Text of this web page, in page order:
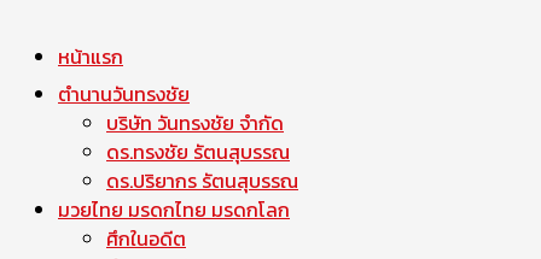
หน้าแรก
ตำนานวันทรงชัย
บริษัท วันทรงชัย จำกัด
ดร.ทรงชัย รัตนสุบรรณ
ดร.ปริยากร รัตนสุบรรณ
มวยไทย มรดกไทย มรดกโลก
ศึกในอดีต